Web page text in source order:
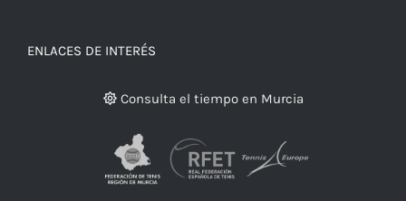
ENLACES DE INTERÉS
Consulta el tiempo en Murcia